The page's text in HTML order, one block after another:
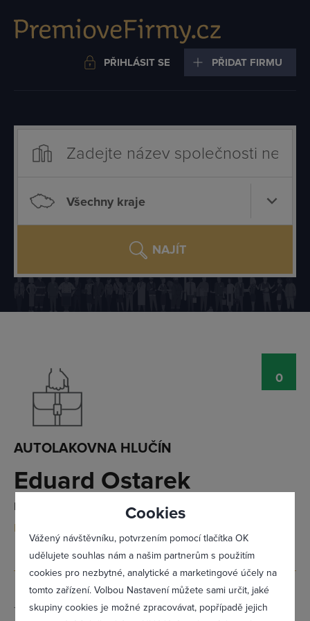
Cookies
Vážený návštěvníku, potvrzením pomocí tlačítka OK
udělujete souhlas nám a našim partnerům s použitím
cookies pro nezbytné, analytické a marketingové účely na
tomto zařízení. Volbou Nastavení můžete sami určit, jaké
skupiny cookies je možné zpracovávat, popřípadě jejich
PŘIHLÁSIT SE PŘIDAT FIRMU
Všechny kraje
NAJÍT
AUTOLAKOVNA HLUČÍN
Eduard Ostarek
K Lomům 63/17, Hlučín, 74801
Doporučit firmu
0
Telefon:
736 601 204 - majitel
Zapomněl(a) jsem heslo